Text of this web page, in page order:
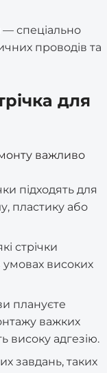
— спеціально
проводів та
для
важливо
підходять для
пластику або
стрічки
високих
плануєте
важких
високу адгезію.
завдань, таких